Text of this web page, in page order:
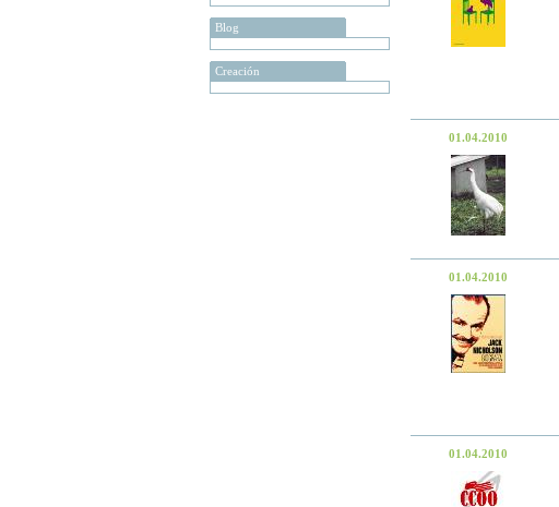
Blog
Creación
01.04.2010
01.04.2010
01.04.2010